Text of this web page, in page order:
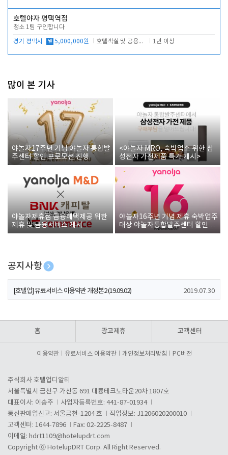
호텔야자 평택역점
청소 1팀 구인합니다
경기 평택시 월 5,000,000원 호텔객실 및 공용시설 청소 관리 1년 이상
많이 본 기사
야놀자17주년 기념 야놀자 통합발
주센터 할인 프로모션 진행
<야놀자 MRO, 숙박업소 위한 삼
성전자 가전제품 특가 개시>
야놀자제휴점 금융혜택제공 위한
제휴 및 금융서비스 게시
야놀자16주년 기념 제휴 숙박업주
대상 야놀자통합발주센터 할인쿠
폰 증정
공지사항
[호텔업] 개인정보 처리방침 개정본1 (19.09.02)
[호텔업] 유료서비스 이용약관 개정본2 (19.09.02) 2019.07.30
홈 광고제휴 고객센터
이용약관 유료서비스 이용약관 개인정보처리방침 PC버전
주식회사 호텔업디알티
서울특별시 금천구 가산동 691 대륭테크노타운20차 1807호
대표이사: 이송주
사업자등록번호: 441-87-01934
통신판매업신고: 서울금천-1204 호
직업정보: J1206020200010
고객센터: 1644-7896
Fax: 02-2225-8487
이메일: hdrt1109@hotelupdrt.com
Copyright ⓒ HotelupDRT Corp. All Right Reserved.